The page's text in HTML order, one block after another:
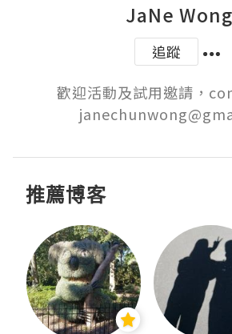
JaNe Wong
追蹤
歡迎活動及試用邀請，
推薦博客